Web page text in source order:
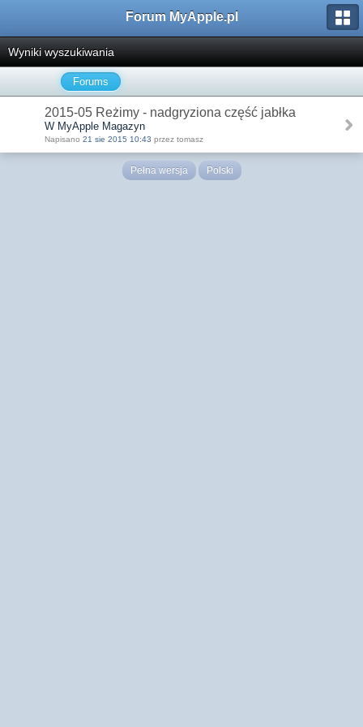
Forum MyApple.pl
Wyniki wyszukiwania
Forums
2015-05 Reżimy - nadgryziona część jabłka
W MyApple Magazyn
Napisano 21 sie 2015 10:43 przez tomasz
Pełna wersja Polski